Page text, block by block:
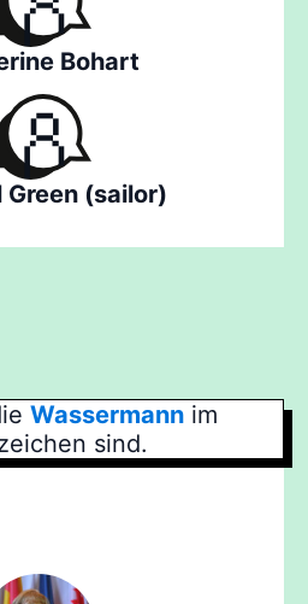
Bohart
Green (sailor)
Wassermann im
sind.